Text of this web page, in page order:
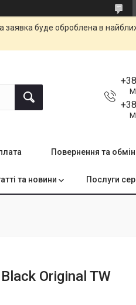
заявка буде оброблена в
Повернення та обмін
та новини Послуги
Original TW